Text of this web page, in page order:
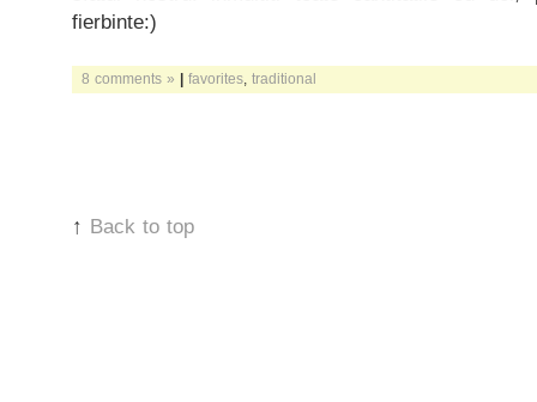
fierbinte:)
8 comments » | favorites traditional
↑ Back to top